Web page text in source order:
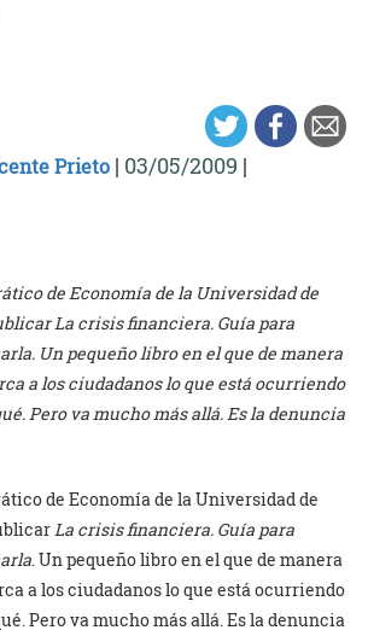
Prieto | 03/05/2009 |
de Economía de la Universidad de
La crisis financiera. Guía para
Un pequeño libro en el que de manera
a los ciudadanos lo que está ocurriendo
Pero va mucho más allá. Es la denuncia
de Economía de la Universidad de
La crisis financiera. Guía para
. Un pequeño libro en el que de manera
a los ciudadanos lo que está ocurriendo
Pero va mucho más allá. Es la denuncia